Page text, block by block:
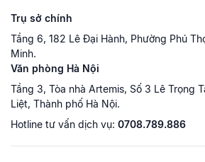
Trụ sở chính
Tầng 6, 182 Lê Đại Hành, Phường Phú
Minh.
Văn phòng Hà Nội
Tầng 3, Tòa nhà Artemis, Số 3 Lê Trọng
Liệt, Thành phố Hà Nội.
Hotline tư vấn dịch vụ: 0708.789.886